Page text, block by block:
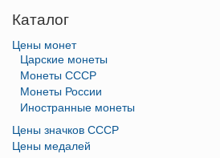
Каталог
Цены монет
Царские монеты
Монеты СССР
Монеты России
Иностранные монеты
Цены значков СССР
Цены медалей